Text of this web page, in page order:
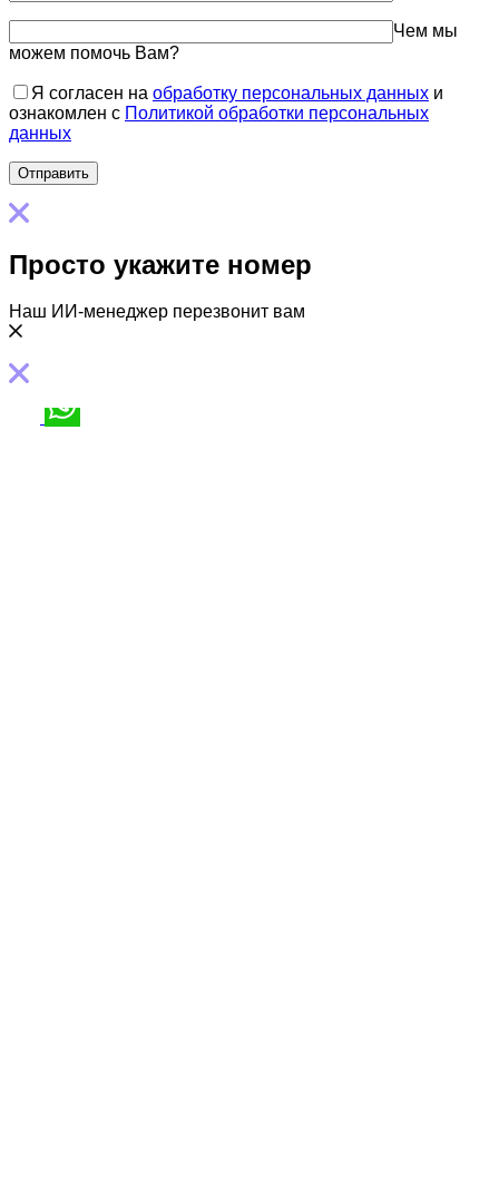
Чем мы
можем помочь Вам?
Я согласен на обработку персональных данных и
ознакомлен с Политикой обработки персональных
данных
Просто укажите номер
Наш ИИ-менеджер перезвонит вам